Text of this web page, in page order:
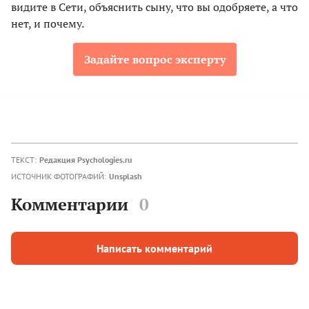
видите в Сети, объяснить сыну, что вы одобряете, а что
нет, и почему.
Задайте вопрос эксперту
ТЕКСТ: Редакция Psychologies.ru
ИСТОЧНИК ФОТОГРАФИЙ: Unsplash
Комментарии 0
Написать комментарий